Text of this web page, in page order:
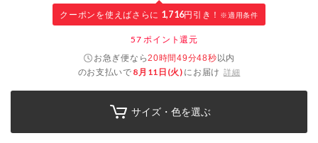
クーポンを使えばさらに 1,716円引き！ ※適用条件
57 ポイント還元
お急ぎ便なら20時間49分48秒以内
のお支払いで 8月11日(火) にお届け 詳細
サイズ・色を選ぶ